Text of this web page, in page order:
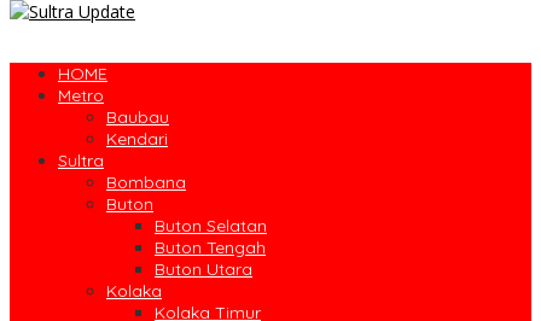
HOME
Metro
Baubau
Kendari
Sultra
Bombana
Buton
Buton Selatan
Buton Tengah
Buton Utara
Kolaka
Kolaka Timur